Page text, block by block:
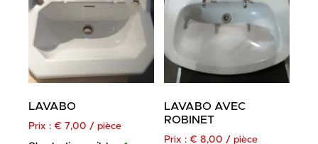
LAVABO
Prix : € 7,00 / pièce
LAVABO AVEC
ROBINET
Prix : € 8,00 / pièce